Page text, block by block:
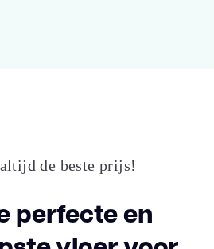
woongebruik
32 - normaal
projectgebruik
de beste prijs!
perfecte en